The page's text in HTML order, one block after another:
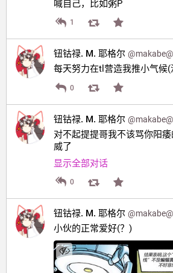
喊自己，比如粥P
1
钮钴禄. M. 耶格尔 @
每天努力在tl营造我推小气候
0
钮钴禄. M. 耶格尔 @
对不起提提哥我不该骂你阳
威了
显示全部对话
0
钮钴禄. M. 耶格尔 @
小伙的正常爱好(？)